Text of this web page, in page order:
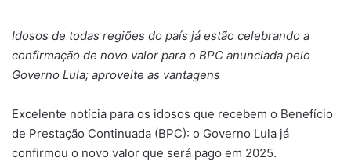
Idosos de todas regiões do país já estão celebrando a
confirmação de novo valor para o BPC anunciada pelo
Governo Lula; aproveite as vantagens
Excelente notícia para os idosos que recebem o Benefício
de Prestação Continuada (BPC): o Governo Lula já
confirmou o novo valor que será pago em 2025.